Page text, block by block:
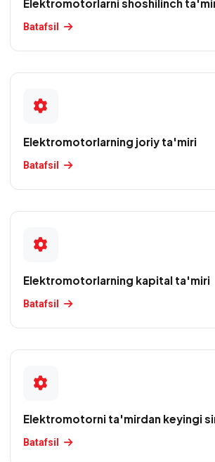
(mahalliy
va
O'zgarmas
tok
qayta
o'rash
elektromotorlarini
qayta
Payvand
payvand
ta'mirlash
Sanoat
elektromotorlarini
Elektromotorlarni shoshilinch
Batafsil
Elektromotorlarning joriy ta'miri
Batafsil
Elektromotorlarning kapital ta'miri
Batafsil
Elektromotorni ta'mirdan keyingi
Batafsil